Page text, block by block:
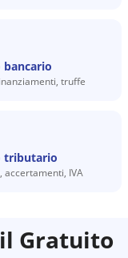
truffe
tributario
accertamenti, IVA
Gratuito